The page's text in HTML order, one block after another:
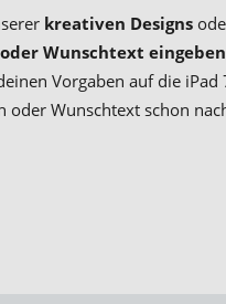
kreativen Designs
Wunschtext eingeben
Vorgaben auf die iPad
oder Wunschtext schon